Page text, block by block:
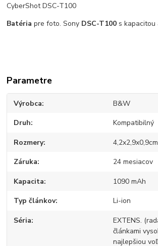
CyberShot DSC-T100
Batéria pre foto. Sony DSC-T100 s kapacitou
Parametre
Výrobca B&W
Druh Kompatibilný
Rozmery
Záruka 24 mesiacov
Kapacita 1090 mAh
Typ článkov Li-ion
Séria
EXTENS.
článkami
najlepšiou